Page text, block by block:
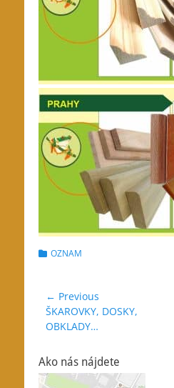
Categories
OZNAM
Navigácia
v
článku
← Previous
Previous
post:
ŠKAROVKY, DOSKY,
OBKLADY…
Ako nás nájdete